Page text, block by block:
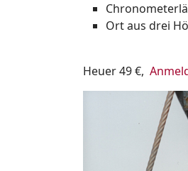
Ort aus drei
Heuer 49 €,